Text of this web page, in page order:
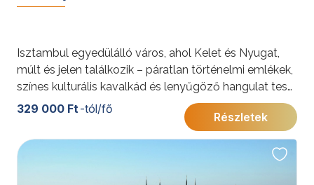
Isztambul egyedülálló város, ahol Kelet és Nyugat,
múlt és jelen találkozik – páratlan történelmi emlékek,
színes kulturális kavalkád és lenyűgöző hangulat teszi
felejthetetlenné. A Boszporusz partján fekvő
transzkontinentális város gazdag öröksége és
különleges atmoszférája minden látogatót rabul ejt.
További érdekességekért Törökországról kattintson
329 000 Ft -tól/fő
Részletek